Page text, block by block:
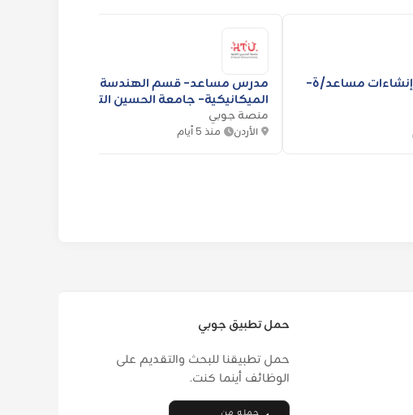
مساعد/ة-
مدرس مساعد- قسم الهندسة
الميكانيكية- جامعة الحسين التقنية
منصة جوبي
الأردن منذ 5 أيام
حمل تطبيق جوبي
حمل تطبيقنا للبحث والتقديم على
الوظائف أينما كنت.
حمله من